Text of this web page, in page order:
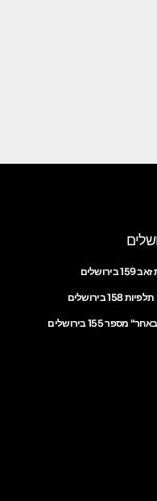
בירושלים
155 בירושלים